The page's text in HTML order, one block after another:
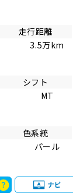
走行距離
3.5万km
シフト
MT
色系統
パール